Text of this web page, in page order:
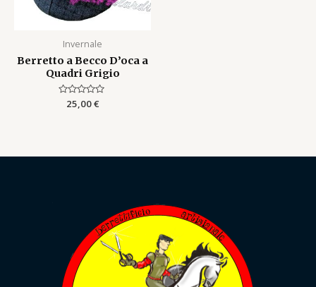
Invernale
Berretto a Becco D’oca a
Quadri Grigio
Rated
25,00€